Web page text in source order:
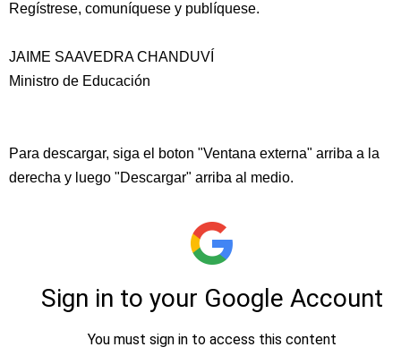
Regístrese, comuníquese y publíquese.
JAIME SAAVEDRA CHANDUVÍ
Ministro de Educación
Para descargar, siga el boton "Ventana externa" arriba a la
derecha y luego "Descargar" arriba al medio.